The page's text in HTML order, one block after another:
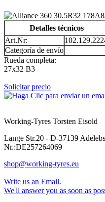
Detalles técnicos
Art.Nr:
Categoría de envío
Rueda completa:
27x32 B3
Solicitar precio
Working-Tyres Torsten Eisold
Lange Str.20 - D-37139
Nr.:DE257264069
shop@working-tyres.eu
Write us an Email.
We'll answer you as soon as